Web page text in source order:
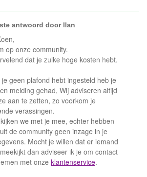
antwoord doorIlan
op onze community.
dat je zulke hoge kosten hebt.
geen plafond hebt ingesteld heb je
melding gehad, Wij adviseren altijd
aan te zetten, zo voorkom je
verassingen.
we met je mee, echter hebben
de community geen inzage in je
Mocht je willen dat er iemand
dan adviseer ik je om contact
met onze klantenservice.